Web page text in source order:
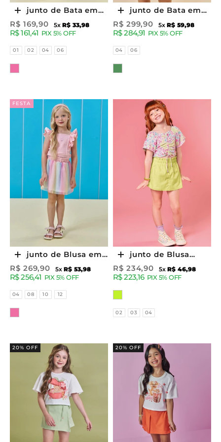
Escolher opções
Conjunto de Bata em
Meia Malha e Shorts
em Moletom 95228
Kukiê Infantil Menina
Preço promocional
R$ 169,90 5xR$ 33,98
R$ 161,41 PIX 5% OFF
Tamanhos
01 02 04 06
Escolher opções
Conjunto de Bata em
Tecido Blend de Linho
e Shorts em Sarja com
Elastano. 95113 Kukiê
Infantil Menina
Preço promocional
R$ 299,90 5xR$ 59,98
R$ 284,91 PIX 5% OFF
Tamanhos
04 06
FESTA
Escolher opções
Conjunto de Blusa em
Canelado e Saia em
Tela (com Shorts
Embutido) 96597 Kukiê
Infantil Menina
Preço promocional
R$ 269,90 5xR$ 53,98
R$ 256,41 PIX 5% OFF
Tamanhos
04 08 10 12
Escolher opções
Conjunto de Blusa
Boxy em Air Flow e
Shorts Saia em Sarja
Onix com Elastano
72966 Kukiê
Preço promocional
R$ 234,90 5xR$ 46,98
R$ 223,16 PIX 5% OFF
Tamanhos
02 03 04
20% OFF 20% OFF